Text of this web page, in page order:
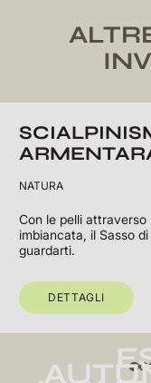
NATURA
Con le pelli attraverso
imbiancata, il Sasso
guardarti.
DETTAGLI